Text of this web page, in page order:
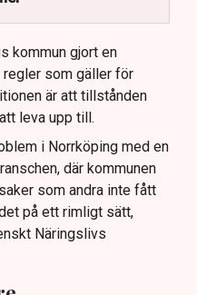
regler för
för
kommun gjort en
som gäller för
är att tillstånden
leva upp till.
i Norrköping med en
där kommunen
som andra inte fått
på ett rimligt sätt,
Näringslivs